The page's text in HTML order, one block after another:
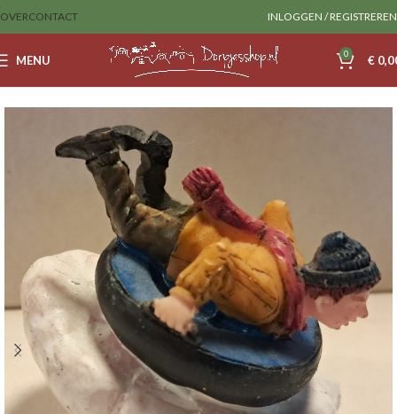
OVERCONTACT INLOGGEN / REGISTREREN
MENU 0 €